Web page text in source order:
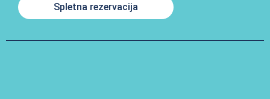
Spletna rezervacija